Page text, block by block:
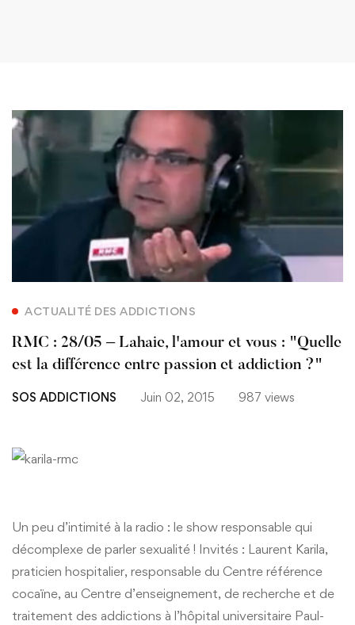
ACTUALITÉ DES ADDICTIONS
RMC : 28/05 – Lahaie, l'amour et vous : "Quelle
est la différence entre passion et addiction ?"
SOS ADDICTIONS Juin 02, 2015 987 views
Un peu d’intimité à la radio : le show responsable qui
décomplexe de parler sexualité ! Invités : Laurent Karila,
praticien hospitalier, responsable du Centre référence
cocaïne, au Centre d’enseignement, de recherche et de
traitement des addictions à l’hôpital universitaire Paul-